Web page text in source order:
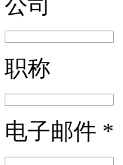
职称
电子邮件 *